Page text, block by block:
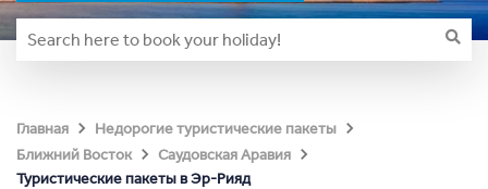
Главная
Недорогие туристические пакеты
Ближний Восток
Саудовская Аравия
Туристические пакеты в Эр-Рияд